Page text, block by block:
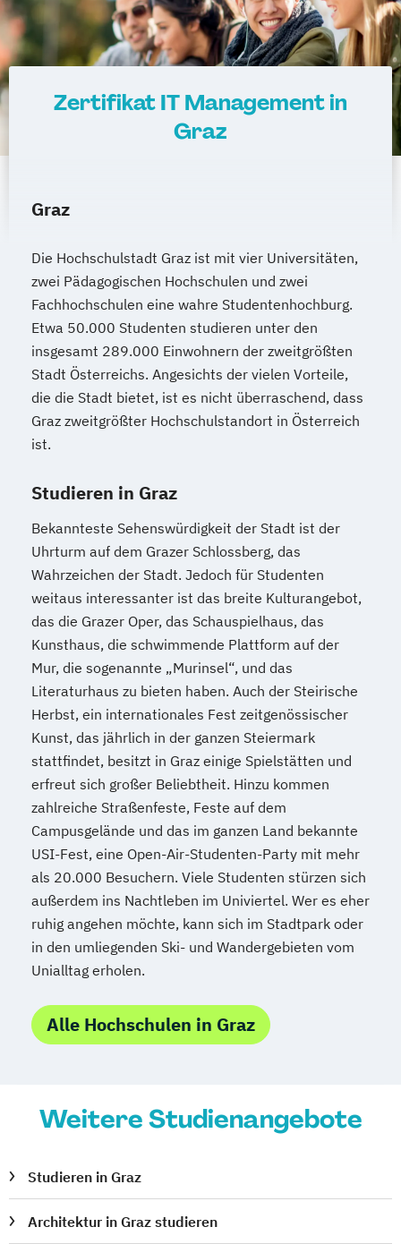
Gesundheitsökonomie Growth Hacking
Growth Hacking (DE/EN)
Growth Hacking for Entrepreneurs (DE/EN)
Heilpädagogik
Heilpädagogik und Inklusion
Heilpädagogik/Inklusionspädagogik
Immobilienmanagement
Immobilienkaufleute
Immobilienwirtschaft Informatik
Information Technology Management
Innovation and Entrepreneurship (DE/EN)
International Healthcare Management
(DE/EN)
Journalismus und digitale Kommunikation
Kindheitspädagogik für Erzieher:innen
Kommunikationsdesign
Kommunikationspsychologie
Kultur- und Medienpädagogik
Logistikmanagement Logopädie
Machine Learning (EN)
Management (DE/EN) Marketing
Marketing und digitale Medien
Marketingmanagement Maschinenbau
Master of Business Administration (DE/EN)
Mechatronik
Mediation und Konfliktmanagement
Mediendesign
Medienmanagement
Medizinische Informatik
Medizintechnik
Modemanagement
Nachhaltiges Management
Online Marketing (DE/EN)
Personalentwicklung
Pflegemanagement Pflegepädagogik
Product Management (DE/EN)
Projektmanagement (DE/EN)
Zertifikat IT Management in
Graz
Graz
Die Hochschulstadt Graz ist mit vier Universitäten,
zwei Pädagogischen Hochschulen und zwei
Fachhochschulen eine wahre Studentenhochburg.
Etwa 50.000 Studenten studieren unter den
insgesamt 289.000 Einwohnern der zweitgrößten
Stadt Österreichs. Angesichts der vielen Vorteile,
die die Stadt bietet, ist es nicht überraschend, dass
Graz zweitgrößter Hochschulstandort in Österreich
ist.
Studieren in Graz
Bekannteste Sehenswürdigkeit der Stadt ist der
Uhrturm auf dem Grazer Schlossberg, das
Wahrzeichen der Stadt. Jedoch für Studenten
weitaus interessanter ist das breite Kulturangebot,
das die Grazer Oper, das Schauspielhaus, das
Kunsthaus, die schwimmende Plattform auf der
Mur, die sogenannte „Murinsel“, und das
Literaturhaus zu bieten haben. Auch der Steirische
Herbst, ein internationales Fest zeitgenössischer
Kunst, das jährlich in der ganzen Steiermark
stattfindet, besitzt in Graz einige Spielstätten und
erfreut sich großer Beliebtheit. Hinzu kommen
zahlreiche Straßenfeste, Feste auf dem
Campusgelände und das im ganzen Land bekannte
USI-Fest, eine Open-Air-Studenten-Party mit mehr
als 20.000 Besuchern. Viele Studenten stürzen sich
außerdem ins Nachtleben im Univiertel. Wer es eher
ruhig angehen möchte, kann sich im Stadtpark oder
in den umliegenden Ski- und Wandergebieten vom
Unialltag erholen.
Alle Hochschulen in Graz
Weitere Studienangebote
Studieren in Graz
Architektur in Graz studieren